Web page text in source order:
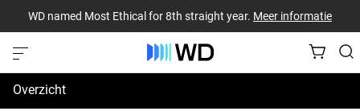
WD named Most Ethical for 8th straight year. Meer informatie
Overzicht